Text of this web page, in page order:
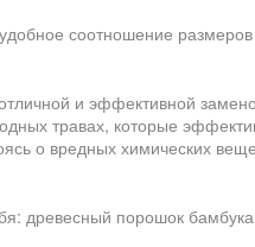
соотношение
и эффективной
травах, которые
о вредных химических
древесный порошок